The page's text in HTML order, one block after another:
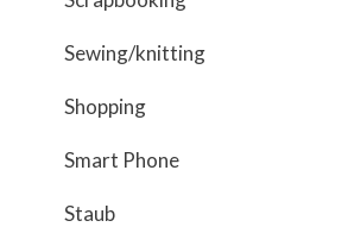
Sewing/knitting
Shopping
Smart Phone
Staub